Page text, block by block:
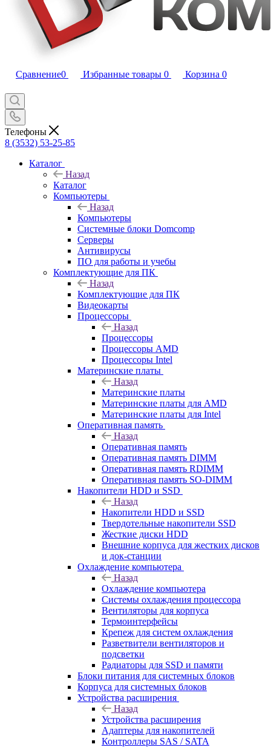
Сравнение0 Избранные товары 0 Корзина 0
Телефоны
8 (3532) 53-25-85
Каталог
Назад
Каталог
Компьютеры
Назад
Компьютеры
Системные блоки Domcomp
Серверы
Антивирусы
ПО для работы и учебы
Комплектующие для ПК
Назад
Комплектующие для ПК
Видеокарты
Процессоры
Назад
Процессоры
Процессоры AMD
Процессоры Intel
Материнские платы
Назад
Материнские платы
Материнские платы для AMD
Материнские платы для Intel
Оперативная память
Назад
Оперативная память
Оперативная память DIMM
Оперативная память RDIMM
Оперативная память SO-DIMM
Накопители HDD и SSD
Назад
Накопители HDD и SSD
Твердотельные накопители SSD
Жесткие диски HDD
Внешние корпуса для жестких дисков
и док-станции
Охлаждение компьютера
Назад
Охлаждение компьютера
Системы охлаждения процессора
Вентиляторы для корпуса
Термоинтерфейсы
Крепеж для систем охлаждения
Разветвители вентиляторов и
подсветки
Радиаторы для SSD и памяти
Блоки питания для системных блоков
Корпуса для системных блоков
Устройства расширения
Назад
Устройства расширения
Адаптеры для накопителей
Контроллеры SAS / SATA